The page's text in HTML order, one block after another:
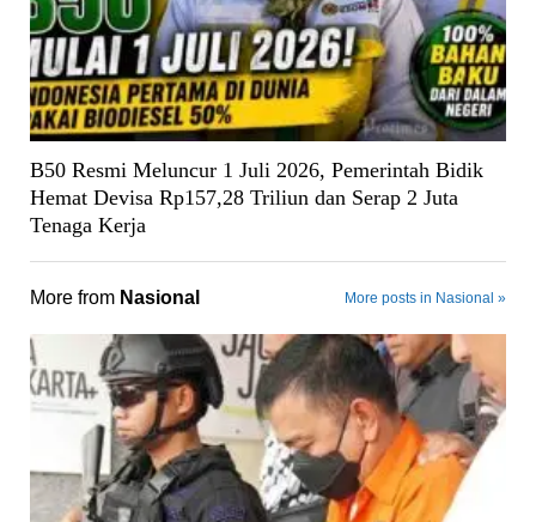
B50 Resmi Meluncur 1 Juli 2026, Pemerintah Bidik
Hemat Devisa Rp157,28 Triliun dan Serap 2 Juta
Tenaga Kerja
More from Nasional More posts in Nasional »